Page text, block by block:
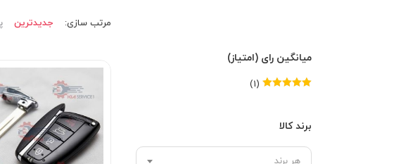
میانگین رای (امتیاز)
(1)
برند کالا
هر برند
مرتب‌ سازی: جدیدترین